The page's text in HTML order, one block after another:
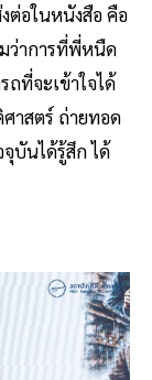
ต่อในหนังสือ คือ
ว่าการที่พี่หนืด
ถที่จะเข้าใจได้
าสตร์ ถ่ายทอด
บันได้รู้สึก ได้